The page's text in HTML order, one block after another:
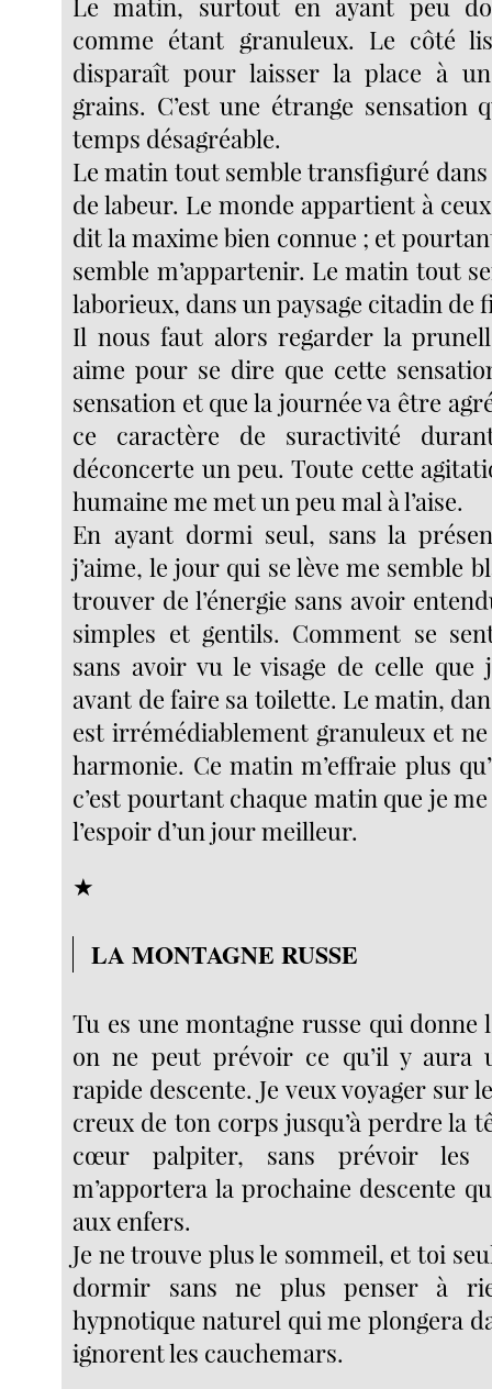
Le matin, surtout en ayant peu
comme étant granuleux. Le côté
disparaît pour laisser la place à
grains. C’est une étrange sensation
temps désagréable.
Le matin tout semble transfiguré
de labeur. Le monde appartient à
dit la maxime bien connue ; et
semble m’appartenir. Le matin tout
laborieux, dans un paysage citadin de
Il nous faut alors regarder la
aime pour se dire que cette
sensation et que la journée va être
ce caractère de suractivité
déconcerte un peu. Toute cette
humaine me met un peu mal à l’aise.
En ayant dormi seul, sans la
j’aime, le jour qui se lève me semble
trouver de l’énergie sans avoir
simples et gentils. Comment se
sans avoir vu le visage de celle que
avant de faire sa toilette. Le matin,
est irrémédiablement granuleux et ne
harmonie. Ce matin m’effraie plus
c’est pourtant chaque matin que je
l’espoir d’un jour meilleur.
★
LA MONTAGNE RUSSE
Tu es une montagne russe qui donne
on ne peut prévoir ce qu’il y aura
rapide descente. Je veux voyager sur
creux de ton corps jusqu’à perdre la
cœur palpiter, sans prévoir les
m’apportera la prochaine descente
aux enfers.
Je ne trouve plus le sommeil, et toi
dormir sans ne plus penser à
hypnotique naturel qui me plongera
ignorent les cauchemars.